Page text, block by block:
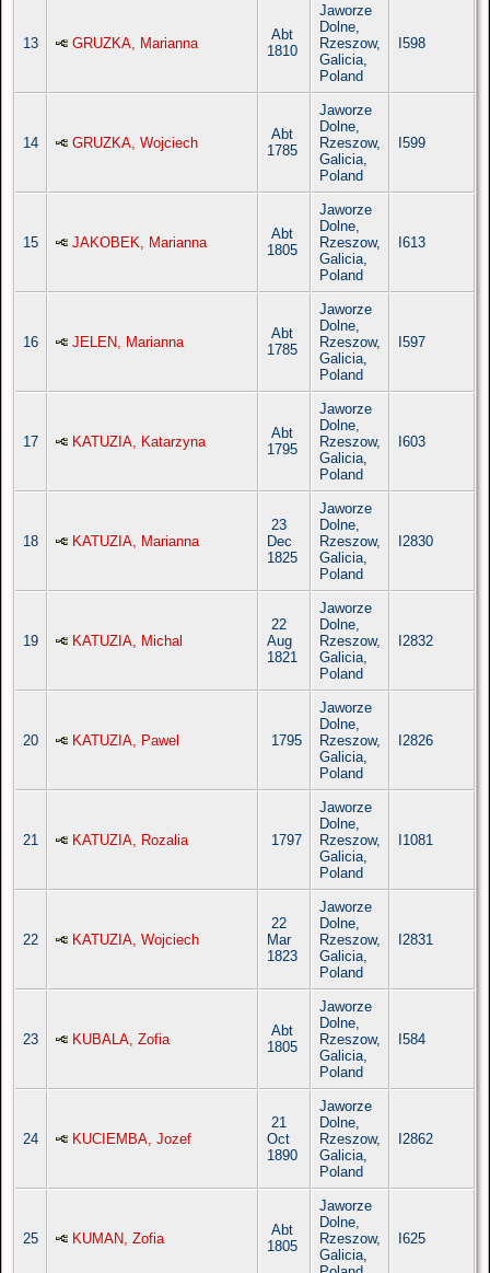
13 GRUZKA, Marianna
Abt
1810
Jaworze
Dolne,
Rzeszow,
Galicia,
Poland
I598
14 GRUZKA, Wojciech
Abt
1785
Jaworze
Dolne,
Rzeszow,
Galicia,
Poland
I599
15 JAKOBEK, Marianna
Abt
1805
Jaworze
Dolne,
Rzeszow,
Galicia,
Poland
I613
16 JELEN, Marianna
Abt
1785
Jaworze
Dolne,
Rzeszow,
Galicia,
Poland
I597
17 KATUZIA, Katarzyna
Abt
1795
Jaworze
Dolne,
Rzeszow,
Galicia,
Poland
I603
18 KATUZIA, Marianna
23
Dec
1825
Jaworze
Dolne,
Rzeszow,
Galicia,
Poland
I2830
19 KATUZIA, Michal
22
Aug
1821
Jaworze
Dolne,
Rzeszow,
Galicia,
Poland
I2832
20 KATUZIA, Pawel 1795
Jaworze
Dolne,
Rzeszow,
Galicia,
Poland
I2826
21 KATUZIA, Rozalia 1797
Jaworze
Dolne,
Rzeszow,
Galicia,
Poland
I1081
22 KATUZIA, Wojciech
22
Mar
1823
Jaworze
Dolne,
Rzeszow,
Galicia,
Poland
I2831
23 KUBALA, Zofia
Abt
1805
Jaworze
Dolne,
Rzeszow,
Galicia,
Poland
I584
24 KUCIEMBA, Jozef
21
Oct
1890
Jaworze
Dolne,
Rzeszow,
Galicia,
Poland
I2862
25 KUMAN, Zofia
Abt
1805
Jaworze
Dolne,
Rzeszow,
Galicia,
I625